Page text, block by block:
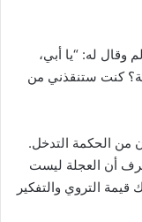
وقال له: “يا أبي،
كنت ستنقذني من
من الحكمة التدخل.
أن العجلة ليست
التروي والتفكير